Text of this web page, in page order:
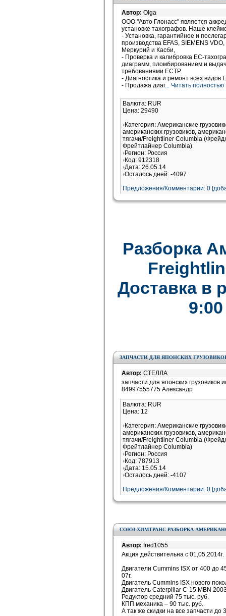
Автор: Olga
ООО "Авто Глонасс" является
установке тахографов. Наше
- Установка, гарантийное и
производства EFAS, SIEMENS
Меркурий и Касби,
- Проверка и калибровка ЕС-
диаграмм, пломбированием и
требованиями ЕСТР.
- Диагностика и ремонт всех видов
- Продажа диаг... Читать полностью
Валюта: RUR
Цена: 29490
Категория: Американские
американских грузовиков,
тягачи/Freightliner Columbia
Фрейтлайнер Columbia)
Регион: Россия
Код: 912318
Дата: 26.05.14
Осталось дней: -4097
Предложения/Комментарии: 0
Разборка
Доставка в
ЗАПЧАСТИ ДЛЯ ЯПОНСКИХ
Автор: СТЕЛЛА
запчасти для японских грузовиков
84997555775 Александр
Валюта: RUR
Цена: 12
Категория: Американские
американских грузовиков,
тягачи/Freightliner Columbia
Фрейтлайнер Columbia)
Регион: Россия
Код: 787913
Дата: 15.05.14
Осталось дней: -4107
Предложения/Комментарии: 0
СОЮЗ-ХИМТРАНС РАЗБОРКА
Автор: fred1055
Акция действительна с
Двигатели Cummins ISX от 400 до
07г.
Двигатель Cummins ISX нового
Двигатель Caterpillar С-15 MBN
Редуктор средний 75 тыс. руб.
КПП механика – 90 тыс. руб.
А так же скидки на все запчасти до